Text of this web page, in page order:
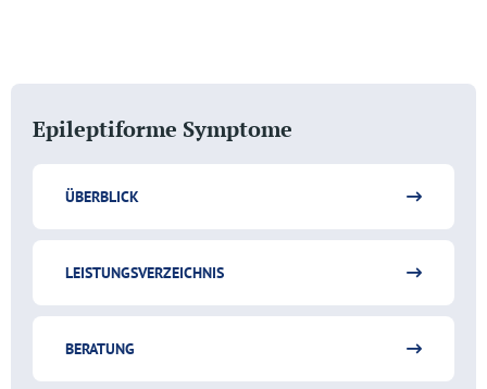
Epileptiforme Symptome
ÜBERBLICK
LEISTUNGSVERZEICHNIS
BERATUNG